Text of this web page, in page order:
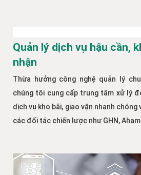
Quản lý dịch vụ hậu cần,
nhận
Thừa hưởng công nghệ quản lý
chúng tôi cung cấp trung tâm xử lý
dịch vụ kho bãi, giao vận nhanh
các đối tác chiến lược như GHN,